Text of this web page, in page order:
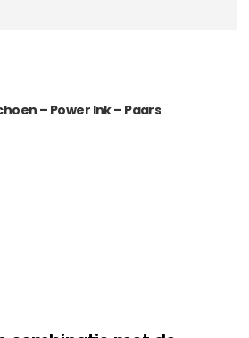
– Power Ink – Paars